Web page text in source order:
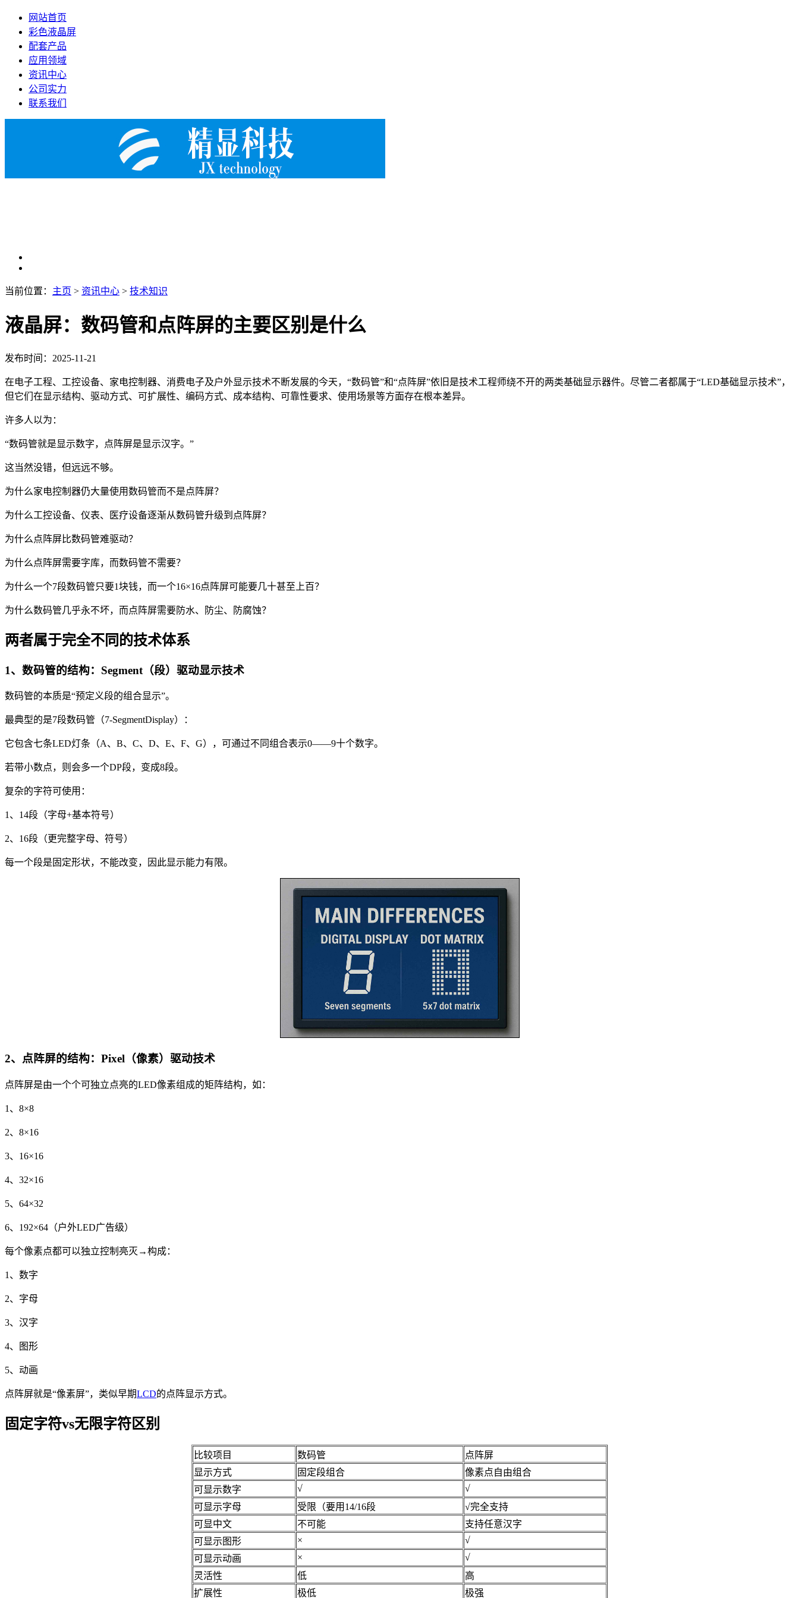
网站首页
彩色液晶屏
配套产品
应用领域
资讯中心
公司实力
联系我们
当前位置： 主页 > 资讯中心 > 技术知识
液晶屏：数码管和点阵屏的主要区别是什么
发布时间：2025-11-21
在电子工程、工控设备、家电控制器、消费电子及户外显示技术不断发展的今天，“数码管”和“点阵屏”依旧是技术工程师绕不开的两类基础显示器件。尽管二者都属于“LED基础显示技术”，
但它们在显示结构、驱动方式、可扩展性、编码方式、成本结构、可靠性要求、使用场景等方面存在根本差异。
许多人以为：
“数码管就是显示数字，点阵屏是显示汉字。”
这当然没错，但远远不够。
为什么家电控制器仍大量使用数码管而不是点阵屏？
为什么工控设备、仪表、医疗设备逐渐从数码管升级到点阵屏？
为什么点阵屏比数码管难驱动？
为什么点阵屏需要字库，而数码管不需要？
为什么一个7段数码管只要1块钱，而一个16×16点阵屏可能要几十甚至上百？
为什么数码管几乎永不坏，而点阵屏需要防水、防尘、防腐蚀？
两者属于完全不同的技术体系
1、数码管的结构：Segment（段）驱动显示技术
数码管的本质是“预定义段的组合显示”。
最典型的是7段数码管（7-SegmentDisplay）：
它包含七条LED灯条（A、B、C、D、E、F、G），可通过不同组合表示0——9十个数字。
若带小数点，则会多一个DP段，变成8段。
复杂的字符可使用：
1、14段（字母+基本符号）
2、16段（更完整字母、符号）
每一个段是固定形状，不能改变，因此显示能力有限。
2、点阵屏的结构：Pixel（像素）驱动技术
点阵屏是由一个个可独立点亮的LED像素组成的矩阵结构，如：
1、8×8
2、8×16
3、16×16
4、32×16
5、64×32
6、192×64（户外LED广告级）
每个像素点都可以独立控制亮灭→构成：
1、数字
2、字母
3、汉字
4、图形
5、动画
点阵屏就是“像素屏”，类似早期LCD的点阵显示方式。
固定字符vs无限字符区别
比较项目 数码管
点阵屏
显示方式
固定段组合
像素点自由组合
可显示数字
√
√
可显示字母
受限（要用14/16段
√完全支持
可显中文
不可能
支持任意汉字
可显示图形
×
√
可显示动画
×
√
灵活性
低
高
扩展性
极低 极强